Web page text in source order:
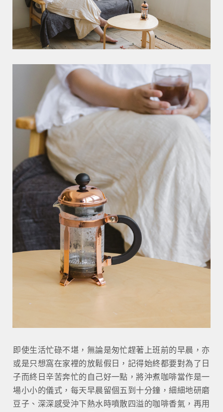
即使生活忙碌不堪，無論是匆忙趕著上班前的早晨，亦
或是只想窩在家裡的放鬆假日，記得始終都要對為了日
子而終日辛苦奔忙的自己好一點，將沖煮咖啡當作是一
場小小的儀式，每天早晨留個五到十分鐘，細細地研磨
豆子、深深感受沖下熱水時噴散四溢的咖啡香氣，再用